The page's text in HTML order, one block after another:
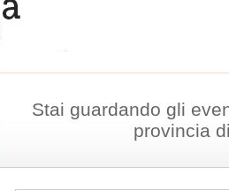
Stai guardando gli
provincia